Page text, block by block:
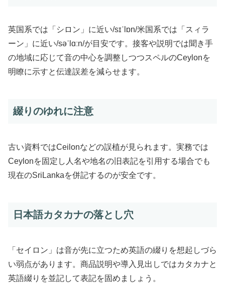
英国系では「シロン」に近い/sɪˈlɒn/米国系では「スィラ
ーン」に近い/səˈlɑːn/が目安です。接客や説明では聞き手
の地域に応じて音の中心を調整しつつスペルのCeylonを
明瞭に示すと伝達誤差を減らせます。
綴りのゆれに注意
古い資料ではCeilonなどの誤植が見られます。実務では
Ceylonを固定し人名や地名の旧表記を引用する場合でも
現在のSriLankaを併記するのが安全です。
日本語カタカナの落とし穴
「セイロン」は音が先に立つため英語の綴りを想起しづら
い弱点があります。商品説明や導入見出しではカタカナと
英語綴りを並記して表記を固めましょう。